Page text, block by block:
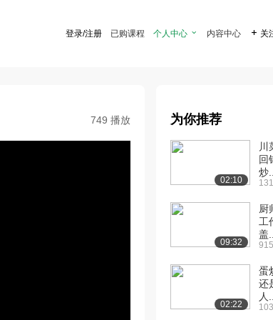
登录/注册 已购课程 个人中心  内容中心  关
749 播放 为你推荐
02:10
川
回
炒...
09:32
厨
工
盖...
02:22
蛋
还
人...